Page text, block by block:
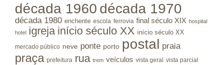
década 1960 década 1970
década 1980 enchente escola ferrovia final século XIX hospital
hotel igreja início século XX início século XX
mercado público neve ponte porto postal praia
praça prefeitura rua trem veículos vista geral vista parcial